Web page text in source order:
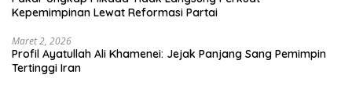
Kepemimpinan Lewat Reformasi Partai
Maret 2, 2026
Profil Ayatullah Ali Khamenei: Jejak Panjang Sang Pemimpin
Tertinggi Iran